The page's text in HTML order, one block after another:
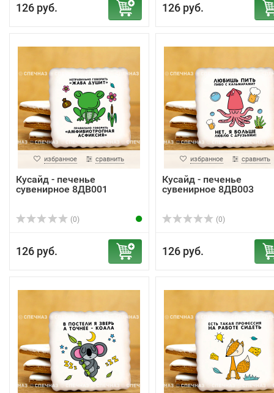
126 руб. 126 руб.
избранное сравнить
Кусайд - печенье
сувенирное 8ДВ001
(0)
126 руб.
избранное сравнить
Кусайд - печенье
сувенирное 8ДВ003
(0)
126 руб.